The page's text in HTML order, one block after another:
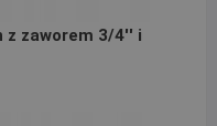
z zaworem 3/4'' i